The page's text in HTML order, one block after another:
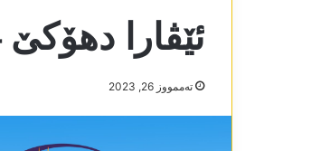
ئێڤارا دھۆکێ 24-7-2023
تەممووز 26, 2023